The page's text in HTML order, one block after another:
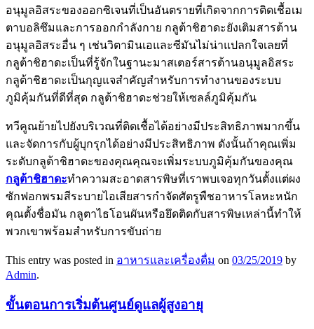
อนุมูลอิสระของออกซิเจนที่เป็นอันตรายที่เกิดจากการติดเชื้อเม
ตาบอลิซึมและการออกกำลังกาย กลูต้าชิฮาดะยังเติมสารต้าน
อนุมูลอิสระอื่น ๆ เช่นวิตามินเอและซีมันไม่น่าแปลกใจเลยที่
กลูต้าชิฮาดะเป็นที่รู้จักในฐานะมาสเตอร์สารต้านอนุมูลอิสระ
กลูต้าชิฮาดะเป็นกุญแจสำคัญสำหรับการทำงานของระบบ
ภูมิคุ้มกันที่ดีที่สุด กลูต้าชิฮาดะช่วยให้เซลล์ภูมิคุ้มกัน
ทวีคูณย้ายไปยังบริเวณที่ติดเชื้อได้อย่างมีประสิทธิภาพมากขึ้น
และจัดการกับผู้บุกรุกได้อย่างมีประสิทธิภาพ ดังนั้นถ้าคุณเพิ่ม
ระดับกลูต้าชิฮาดะของคุณคุณจะเพิ่มระบบภูมิคุ้มกันของคุณ
กลูต้าชิฮาดะทำความสะอาดสารพิษที่เราพบเจอทุกวันตั้งแต่ผง
ซักฟอกพรมสีระบายไอเสียสารกำจัดศัตรูพืชอาหารโลหะหนัก
คุณตั้งชื่อมัน กลูตาไธโอนผันหรือยึดติดกับสารพิษเหล่านี้ทำให้
พวกเขาพร้อมสำหรับการขับถ่าย
This entry was posted in อาหารและเครื่องดื่ม on 03/25/2019 by
Admin.
ขั้นตอนการเริ่มต้นศูนย์ดูแลผู้สูงอายุ